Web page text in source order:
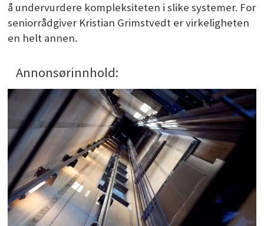
å undervurdere kompleksiteten i slike systemer. For
seniorrådgiver Kristian Grimstvedt er virkeligheten
en helt annen.
Annonsørinnhold: